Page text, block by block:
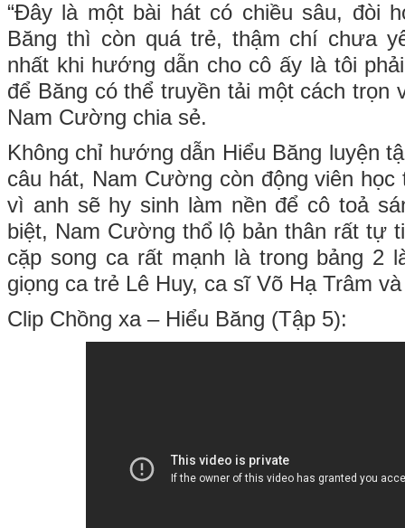
“Đây là một bài hát có chiều sâu, đòi
Băng thì còn quá trẻ, thậm chí chưa
nhất khi hướng dẫn cho cô ấy là tôi
để Băng có thể truyền tải một cách trọn
Nam Cường chia sẻ.
Không chỉ hướng dẫn Hiểu Băng luyện
câu hát, Nam Cường còn động viên học
vì anh sẽ hy sinh làm nền để cô toả
biệt, Nam Cường thổ lộ bản thân rất tự
cặp song ca rất mạnh là trong bảng 2
giọng ca trẻ Lê Huy, ca sĩ Võ Hạ Trâm
Clip Chồng xa – Hiểu Băng (Tập 5):